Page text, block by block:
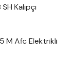
Kalıpçı
M Afc Elektrikli